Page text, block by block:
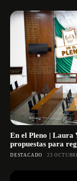
En el Pleno | Laura
propuestas para
DESTACADO 23